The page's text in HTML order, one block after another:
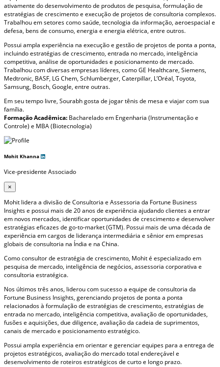
ativamente do desenvolvimento de produtos de pesquisa, formulação de
estratégias de crescimento e execução de projetos de consultoria complexos.
Trabalhou em setores como saúde, tecnologia da informação, aeroespacial e
defesa, bens de consumo, energia e energia elétrica, entre outros.
Possui ampla experiência na execução e gestão de projetos de ponta a ponta,
incluindo estratégias de crescimento, entrada no mercado, inteligência
competitiva, análise de oportunidades e posicionamento de mercado.
Trabalhou com diversas empresas líderes, como GE Healthcare, Siemens,
Medtronic, BASF, LG Chem, Schlumberger, Caterpillar, L’Oréal, Toyota,
Samsung, Bosch, Google, entre outras.
Em seu tempo livre, Sourabh gosta de jogar tênis de mesa e viajar com sua
família.
Formação Acadêmica: Bacharelado em Engenharia (Instrumentação e
Controle) e MBA (Biotecnologia)
Mohit Khanna
Vice-presidente Associado
×
Mohit lidera a divisão de Consultoria e Assessoria da Fortune Business
Insights e possui mais de 20 anos de experiência ajudando clientes a entrar
em novos mercados, identificar oportunidades de crescimento e desenvolver
estratégias eficazes de go-to-market (GTM). Possui mais de uma década de
experiência em cargos de liderança intermediária e sênior em empresas
globais de consultoria na Índia e na China.
Como consultor de estratégia de crescimento, Mohit é especializado em
pesquisa de mercado, inteligência de negócios, assessoria corporativa e
consultoria estratégica.
Nos últimos três anos, liderou com sucesso a equipe de consultoria da
Fortune Business Insights, gerenciando projetos de ponta a ponta
relacionados à formulação de estratégias de crescimento, estratégias de
entrada no mercado, inteligência competitiva, avaliação de oportunidades,
fusões e aquisições, due diligence, avaliação da cadeia de suprimentos,
canais de mercado e posicionamento estratégico.
Possui ampla experiência em orientar e gerenciar equipes para a entrega de
projetos estratégicos, avaliação do mercado total endereçável e
desenvolvimento de roteiros estratégicos de curto e longo prazo.